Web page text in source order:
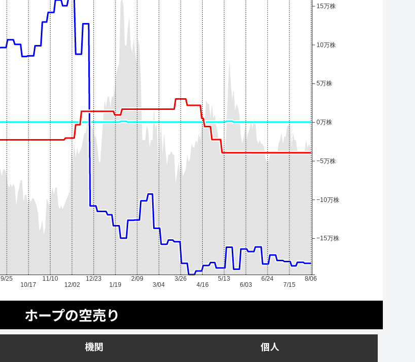
9/25
10/17
11/10
12/02
12/23
1/19
2/09
3/04
3/26
4/16
5/13
6/03
6/24
7/15
8/06
−15万株
−10万株
−5万株
0万株
5万株
10万株
15万株
ホープの空売り
機関
個人